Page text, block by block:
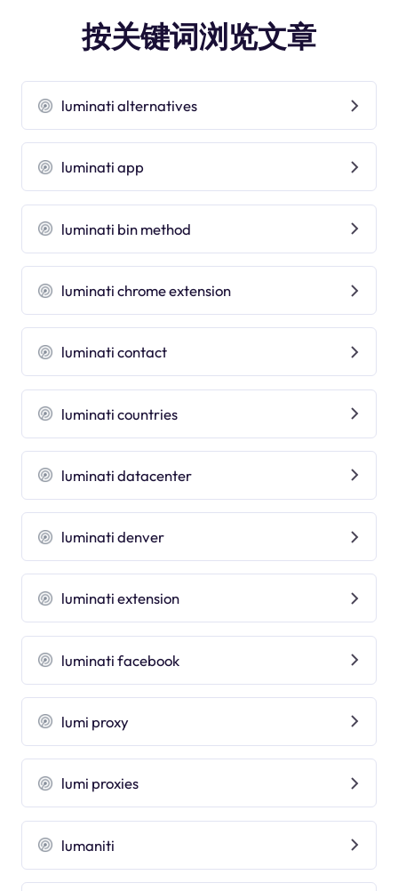
按关键词浏览文章
luminati alternatives
luminati app
luminati bin method
luminati chrome extension
luminati contact
luminati countries
luminati datacenter
luminati denver
luminati extension
luminati facebook
lumi proxy
lumi proxies
lumaniti